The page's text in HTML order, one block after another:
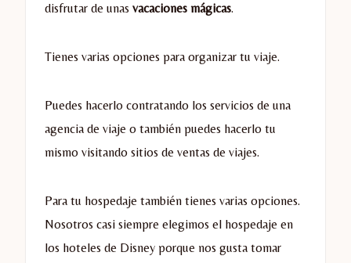
disfrutar de unas vacaciones mágicas.
Tienes varias opciones para organizar tu viaje.
Puedes hacerlo contratando los servicios de una
agencia de viaje o también puedes hacerlo tu
mismo visitando sitios de ventas de viajes.
Para tu hospedaje también tienes varias opciones.
Nosotros casi siempre elegimos el hospedaje en
los hoteles de Disney porque nos gusta tomar